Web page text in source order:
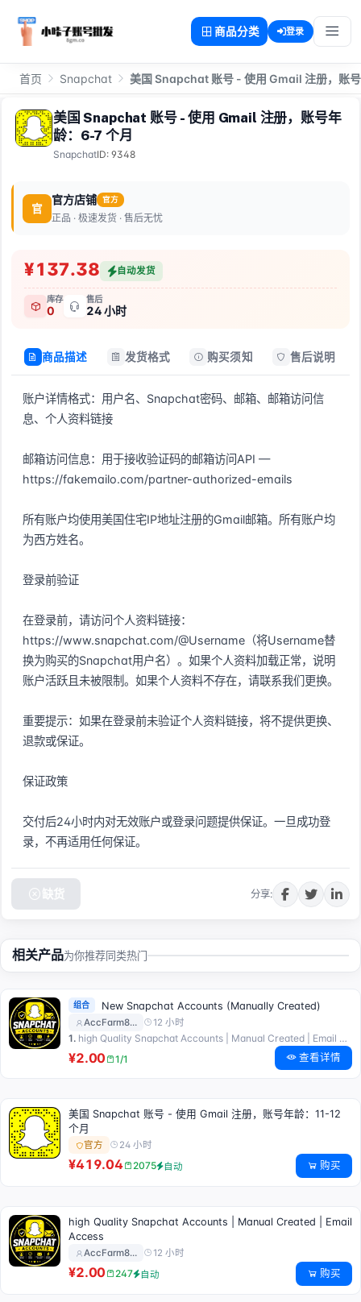
商品分类 登录
首页 Snapchat 美国 Snapchat 账号 - 使用 Gmail 注册，账
美国 Snapchat 账号 - 使用 Gmail 注册，账号年
龄：6-7 个月
SnapchatID: 9348
官
官方店铺 官方
正品 · 极速发货 · 售后无忧
¥137.38 自动发货
库存
0
售后
24 小时
商品描述 发货格式 购买须知 售后说明
账户详情格式：用户名、Snapchat密码、邮箱、邮箱访问信
息、个人资料链接
邮箱访问信息：用于接收验证码的邮箱访问API —
https://fakemailo.com/partner-authorized-emails
所有账户均使用美国住宅IP地址注册的Gmail邮箱。所有账户均
为西方姓名。
登录前验证
在登录前，请访问个人资料链接：
https://www.snapchat.com/@Username（将Username替
换为购买的Snapchat用户名）。如果个人资料加载正常，说明
账户活跃且未被限制。如果个人资料不存在，请联系我们更换。
重要提示：如果在登录前未验证个人资料链接，将不提供更换、
退款或保证。
保证政策
交付后24小时内对无效账户或登录问题提供保证。一旦成功登
录，不再适用任何保证。
缺货 分享:
相关产品为你推荐同类热门
组合 New Snapchat Accounts (Manually Created)
AccFarm8… 12 小时
1. high Quality Snapchat Accounts | Manual Created | Email Access
¥2.00 1/1 查看详情
美国 Snapchat 账号 - 使用 Gmail 注册，账号年龄：11-12
个月
官方 24 小时
¥419.04 2075 自动 购买
high Quality Snapchat Accounts | Manual Created | Email
Access
AccFarm8… 12 小时
¥2.00 247 自动 购买